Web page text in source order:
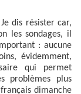
dis résister car,
les sondages, il
: aucune
évidemment,
qui permet
problèmes plus
dimanche